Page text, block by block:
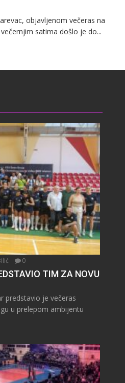
objavljenom večeras na
satima došlo je do...
0
TIM ZA NOVU
predstavio je večeras
u prelepom ambijentu